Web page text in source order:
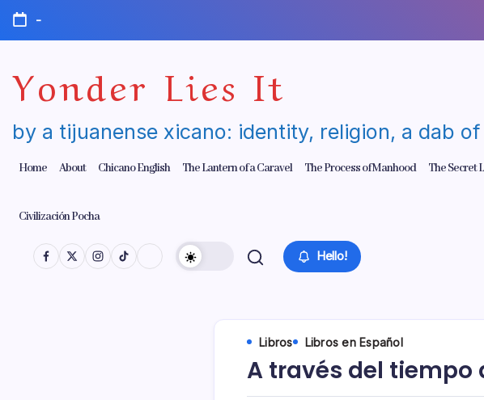
Skip
content
-
Yonder Lies It
by a tijuanense xicano: identity, religion, a dab
Home About Chicano English The Lantern of a Caravel The Process of Manhood The Secret
Civilización Pocha
Hello!
Libros Libros en Español
A través del tiempo